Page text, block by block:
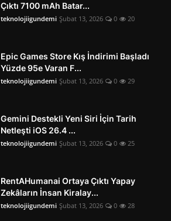
Çıktı 7100 mAh Batar...
teknolojiigundemi Şubat 13, 2026 0 20
Epic Games Store Kış İndirimi Başladı
Yüzde 95e Varan F...
teknolojiigundemi Şubat 13, 2026 0 29
Gemini Destekli Yeni Siri İçin Tarih
Netleşti iOS 26.4 ...
teknolojiigundemi Şubat 13, 2026 0 25
RentAHumanai Ortaya Çıktı Yapay
Zekâların İnsan Kiralay...
teknolojiigundemi Şubat 13, 2026 0 28